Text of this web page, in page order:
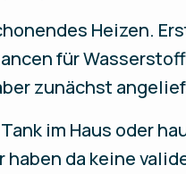
Heizen.
für
zunächst
im Haus oder
da keine